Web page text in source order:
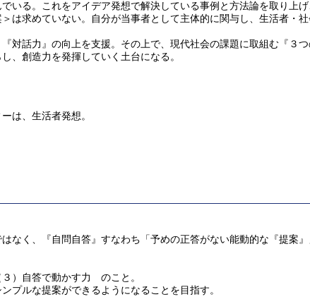
いる。これをアイデア発想で解決している事例と方法論を取り上
は求めていない。自分が当事者として主体的に関与し、生活者・
対話力』の向上を支援。その上で、現代社会の課題に取組む『３
、創造力を発揮していく土台になる。
は、生活者発想。
なく、『自問自答』すなわち「予めの正答がない能動的な『提案
）自答で動かす力 のこと。
プルな提案ができるようになることを目指す。